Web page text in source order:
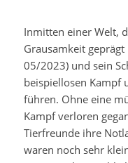
Inmitten einer Welt,
Grausamkeit
05/2023) und sein
beispiellosen Kampf
führen. Ohne eine
Kampf verloren
Tierfreunde ihre
waren noch sehr